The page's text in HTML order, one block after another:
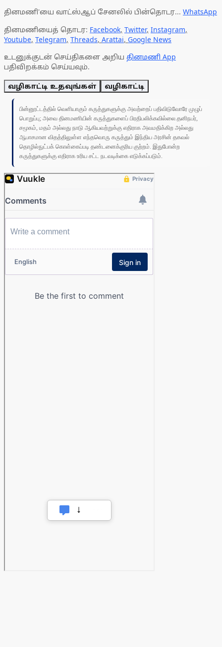
தினமணி'யை வாட்ஸ்ஆப் சேனலில் பின்தொடர... WhatsApp
தினமணியைத் தொடர: Facebook, Twitter, Instagram,
Youtube, Telegram, Threads, Arattai, Google News
உடனுக்குடன் செய்திகளை அறிய தினமணி App
பதிவிறக்கம் செய்யவும்.
வழிகாட்டி உதவுங்கள் வழிகாட்டி
பின்னூட்டத்தில் வெளியாகும் கருத்துகளுக்கு அவற்றைப் பதிவிடுவோரே முழுப்
பொறுப்பு; அவை தினமணியின் கருத்துகளைப் பிரதிபலிக்கவில்லை.தனிநபர்,
சமூகம், மதம் அல்லது நாடு ஆகியவற்றுக்கு எதிராக அவமதிக்கிற அல்லது
ஆபாசமான விதத்திலுள்ள எந்தவொரு கருத்தும் இந்திய அரசின் தகவல்
தொழில்நுட்பக் கொள்கைப்படி தண்டனைக்குரிய குற்றம். இதுபோன்ற
கருத்துகளுக்கு எதிராக உரிய சட்ட நடவடிக்கை எடுக்கப்படும்.